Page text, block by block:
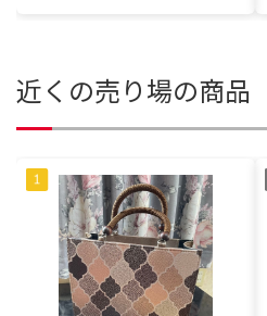
近くの売り場の商品